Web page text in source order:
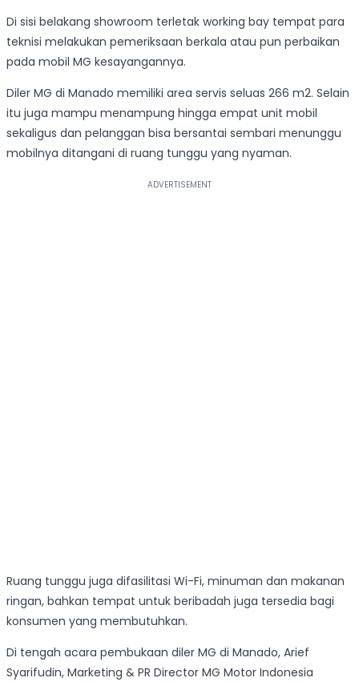
Di sisi belakang showroom terletak working bay tempat para
teknisi melakukan pemeriksaan berkala atau pun perbaikan
pada mobil MG kesayangannya.
Diler MG di Manado memiliki area servis seluas 266 m2. Selain
itu juga mampu menampung hingga empat unit mobil
sekaligus dan pelanggan bisa bersantai sembari menunggu
mobilnya ditangani di ruang tunggu yang nyaman.
Ruang tunggu juga difasilitasi Wi-Fi, minuman dan makanan
ringan, bahkan tempat untuk beribadah juga tersedia bagi
konsumen yang membutuhkan.
Di tengah acara pembukaan diler MG di Manado, Arief
Syarifudin, Marketing & PR Director MG Motor Indonesia